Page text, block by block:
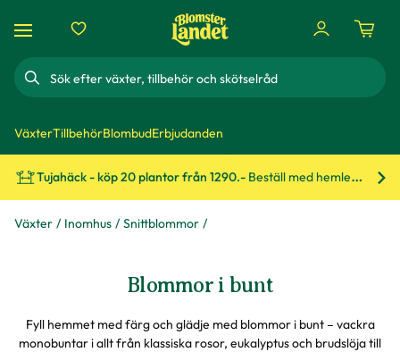
Sök
VäxterTillbehörBlombudErbjudanden
Tujahäck - köp 20 plantor från 1290.- Beställ med hemleverans!
Växter Inomhus Snittblommor
Blommor i bunt
Fyll hemmet med färg och glädje med blommor i bunt – vackra
monobuntar i allt från klassiska rosor, eukalyptus och brudslöja till